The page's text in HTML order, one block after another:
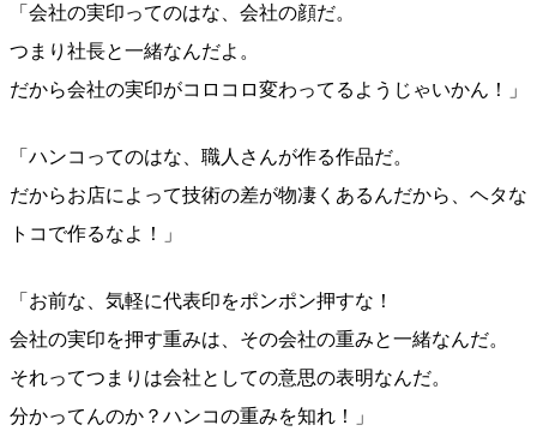
「会社の実印ってのはな、会社の顔だ。
つまり社長と一緒なんだよ。
だから会社の実印がコロコロ変わってるようじゃいかん！」
「ハンコってのはな、職人さんが作る作品だ。
だからお店によって技術の差が物凄くあるんだから、ヘタな
トコで作るなよ！」
「お前な、気軽に代表印をポンポン押すな！
会社の実印を押す重みは、その会社の重みと一緒なんだ。
それってつまりは会社としての意思の表明なんだ。
分かってんのか？ハンコの重みを知れ！」